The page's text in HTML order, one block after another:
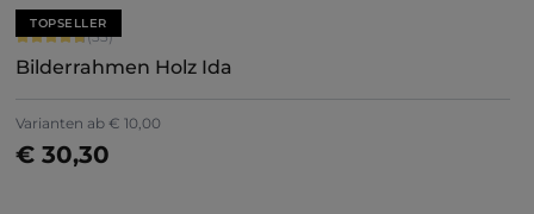
TOPSELLER
Durchschnittliche Bewertung von 4.79 von 5 Sternen
(33)
Bilderrahmen Holz Ida
Varianten ab € 10,00
€ 30,30
Jetzt konfigurieren